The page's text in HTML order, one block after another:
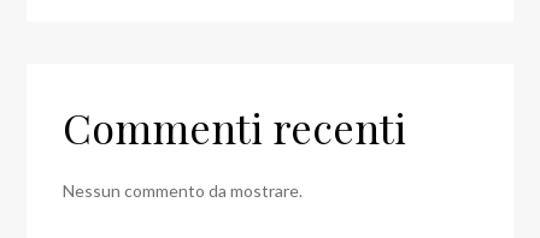
Commenti recenti
Nessun commento da mostrare.